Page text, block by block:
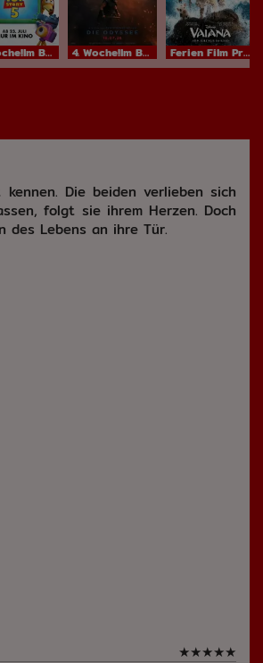
3. Woche!Im Bundesstart 4. Woche!Im Bundesstart Ferien Film ProgrammIm Bundesstart
Die beiden verlieben sich
folgt sie ihrem Herzen. Doch
des Lebens an ihre Tür.
★★★★★